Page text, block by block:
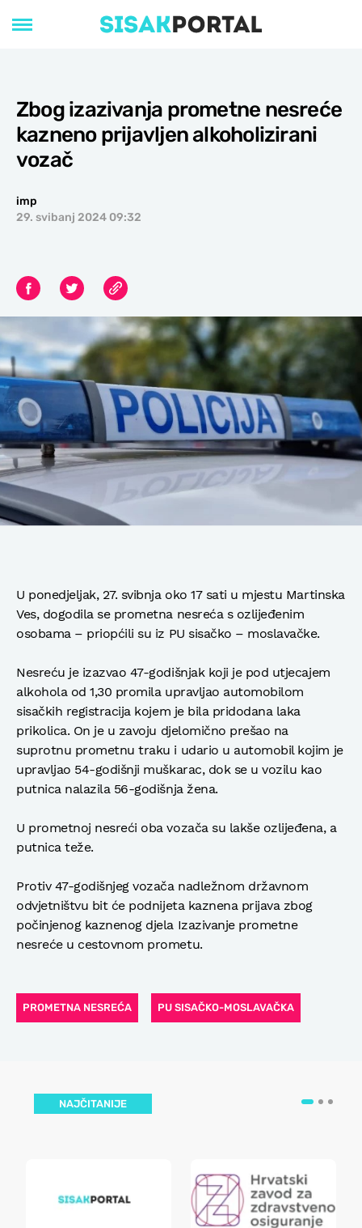
Zbog izazivanja prometne nesreće
kazneno prijavljen alkoholizirani
vozač
imp
29. svibanj 2024 09:32
U ponedjeljak, 27. svibnja oko 17 sati u mjestu Martinska
Ves, dogodila se prometna nesreća s ozlijeđenim
osobama – priopćili su iz PU sisačko – moslavačke.
Nesreću je izazvao 47-godišnjak koji je pod utjecajem
alkohola od 1,30 promila upravljao automobilom
sisačkih registracija kojem je bila pridodana laka
prikolica. On je u zavoju djelomično prešao na
suprotnu prometnu traku i udario u automobil kojim je
upravljao 54-godišnji muškarac, dok se u vozilu kao
putnica nalazila 56-godišnja žena.
U prometnoj nesreći oba vozača su lakše ozlijeđena, a
putnica teže.
Protiv 47-godišnjeg vozača nadležnom državnom
odvjetništvu bit će podnijeta kaznena prijava zbog
počinjenog kaznenog djela Izazivanje prometne
nesreće u cestovnom prometu.
PROMETNA NESREĆA PU SISAČKO-MOSLAVAČKA
NAJČITANIJE